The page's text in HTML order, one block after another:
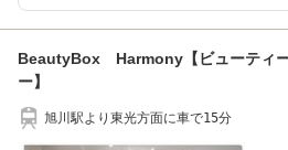
BeautyBox Harmony【ビューティ
ー】
旭川駅より東光方面に車で15分